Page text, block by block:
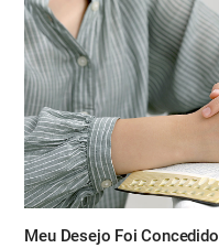
Meu Desejo Foi Concedido